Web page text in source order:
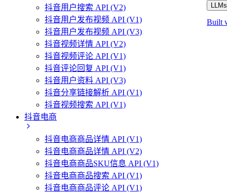
抖音用户搜索 API (V2)
抖音用户发布视频 API (V1)
抖音用户发布视频 API (V3)
抖音视频详情 API (V2)
抖音视频评论 API (V1)
抖音评论回复 API (V1)
抖音用户资料 API (V3)
抖音分享链接解析 API (V1)
抖音视频搜索 API (V1)
抖音电商
抖音电商商品详情 API (V1)
抖音电商商品详情 API (V2)
抖音电商商品SKU信息 API (V1)
抖音电商商品搜索 API (V1)
抖音电商商品评论 API (V1)
Built